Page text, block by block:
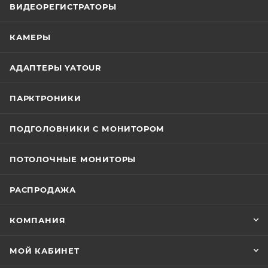
ВИДЕОРЕГИСТРАТОРЫ
КАМЕРЫ
АДАПТЕРЫ YATOUR
ПАРКТРОНИКИ
ПОДГОЛОВНИКИ С МОНИТОРОМ
ПОТОЛОЧНЫЕ МОНИТОРЫ
РАСПРОДАЖА
КОМПАНИЯ
МОЙ КАБИНЕТ